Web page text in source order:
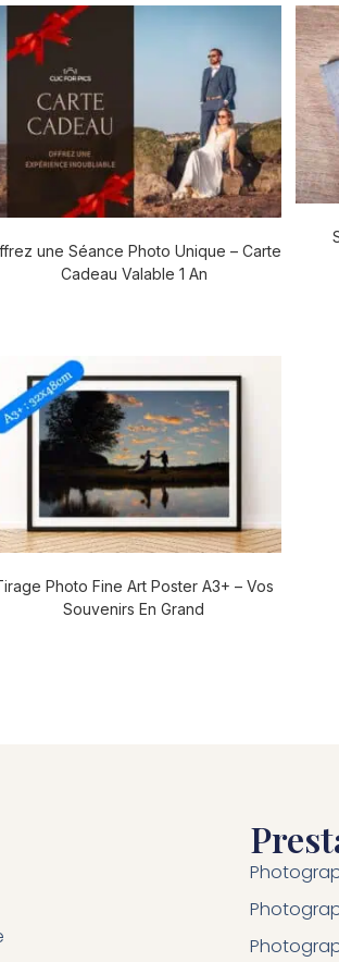
une Séance Photo Unique – Carte
Cadeau Valable 1 An
Photo Fine Art Poster A3+ – Vos
Souvenirs En Grand